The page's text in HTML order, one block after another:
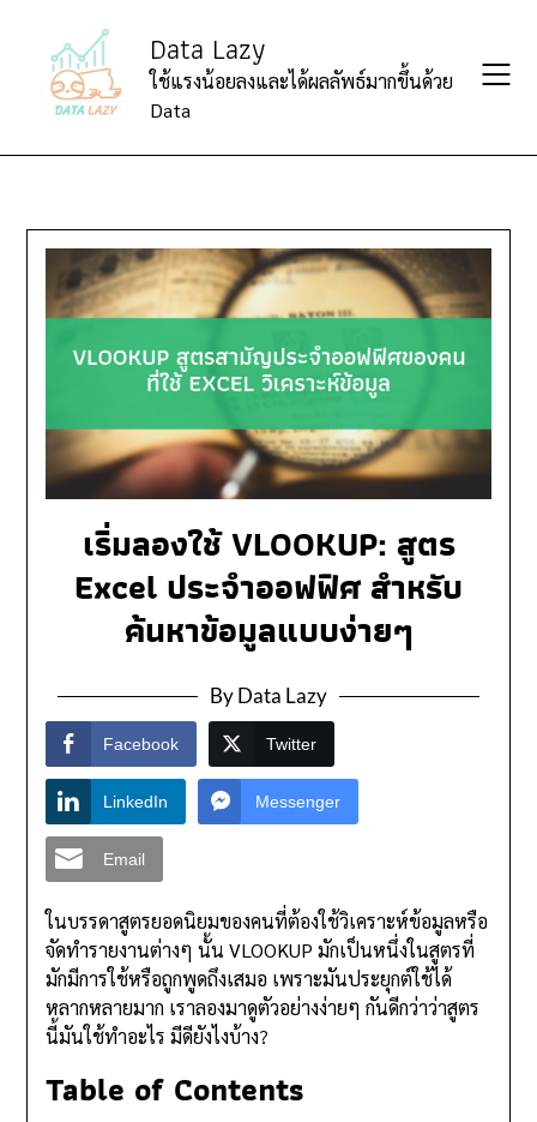
content
Data Lazy
ใช้แรงน้อยลงและได้ผลลัพธ์มากขึ้นด้วย
Data
เริ่มลองใช้ VLOOKUP: สูตร
Excel ประจำออฟฟิศ สำหรับ
ค้นหาข้อมูลแบบง่ายๆ
By Data Lazy
Facebook Twitter
LinkedIn Messenger
Email
ในบรรดาสูตรยอดนิยมของคนที่ต้องใช้วิเคราะห์ข้อมูลหรือ
จัดทำรายงานต่างๆ นั้น VLOOKUP มักเป็นหนึ่งในสูตรที่
มักมีการใช้หรือถูกพูดถึงเสมอ เพราะมันประยุกต์ใช้ได้
หลากหลายมาก เราลองมาดูตัวอย่างง่ายๆ กันดีกว่าว่าสูตร
นี้มันใช้ทำอะไร มีดียังไงบ้าง?
Table of Contents